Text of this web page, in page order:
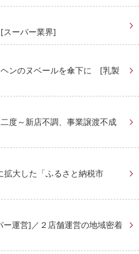
ーパー業界]
ンのヌベールを傘下に [乳製
度～新店不調、事業譲渡不成
大した「ふるさと納税市
運営]／２店舗運営の地域密着